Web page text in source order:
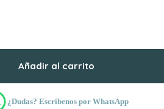
Añadir al carrito
¿Dudas? Escríbenos por WhatsApp